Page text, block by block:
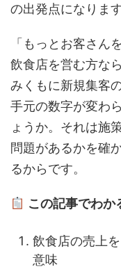
の出発点になります
「もっとお客さん
飲食店を営む方な
みくもに新規集客
手元の数字が変わ
ょうか。それは施
問題があるかを確
るからです。
この記事でわか
飲食店の売上
意味